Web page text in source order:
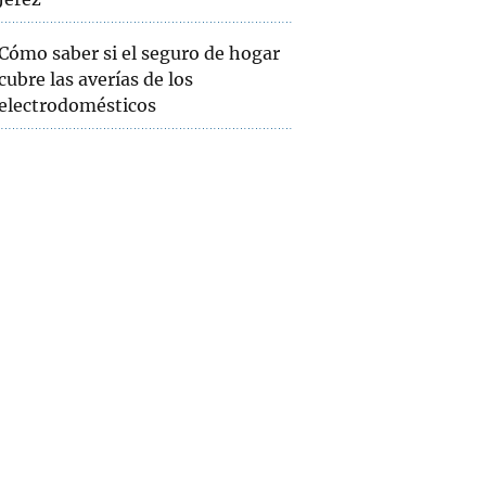
saber si el seguro de hogar
las averías de los